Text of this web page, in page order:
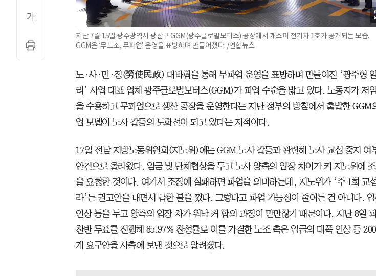
지난 7월 15일 광주광역시 광산구 GGM(광주글로벌모터스) 공장에서 캐스퍼 전기차 1호가 공개되는 모습.
GGM은 ‘무노조, 무파업’ 운영을 표방하며 만들어졌다. /연합뉴스
노·사·민·정(勞使民政) 대타협을 통해 무파업 운영을 표방하며 만들어진 ‘광주형
리’ 사업 대표 업체 광주글로벌모터스(GGM)가 파업 수순을 밟고 있다. 노동자가 저
을 수용하고 무파업으로 생산 공장을 운영한다는 지난 정부의 방침에서 출발한 GGM
업 모델이 노사 갈등의 도화선이 되고 있다는 지적이다.
17일 전남 지방노동위원회(지노위)에는 GGM 노사 갈등과 관련해 노사 교섭 중지 여
안건으로 올라왔다. 임금 및 단체협상을 두고 노사 양측의 입장 차이가 커 지노위에
을 요청한 것이다. 여기서 조정에 실패하면 파업을 의미하는데, 지노위가 ‘주 1회 교
라’는 권고안을 내면서 급한 불을 껐다. 그렇다고 파업 가능성이 줄어든 건 아니다. 임
인상 등을 두고 양측의 입장 차가 워낙 커 합의 과정이 만만찮기 때문이다. 지난 8일
찬반 투표를 진행해 85.97% 찬성률로 이를 가결한 노조 측은 임금의 대폭 인상 등
개 요구안을 사측에 보낸 것으로 알려졌다.